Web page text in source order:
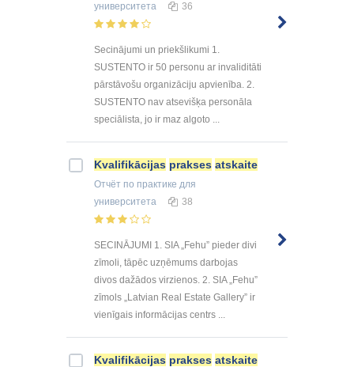
университета
36
Secinājumi un priekšlikumi 1.
SUSTENTO ir 50 personu ar invaliditāti
pārstāvošu organizāciju apvienība. 2.
SUSTENTO nav atsevišķa personāla
speciālista, jo ir maz algoto ...
Kvalifikācijas prakses atskaite
Отчёт по практике для
университета
38
SECINĀJUMI 1. SIA „Fehu” pieder divi
zīmoli, tāpēc uzņēmums darbojas
divos dažādos virzienos. 2. SIA „Fehu”
zīmols „Latvian Real Estate Gallery” ir
vienīgais informācijas centrs ...
Kvalifikācijas prakses atskaite